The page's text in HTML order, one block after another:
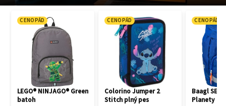
CENOPÁD
LEGO® NINJAGO® Green
batoh
CENOPÁD
Colorino Jumper 2
Stitch plný pes
CENOPÁD
Baagl SET
Planety